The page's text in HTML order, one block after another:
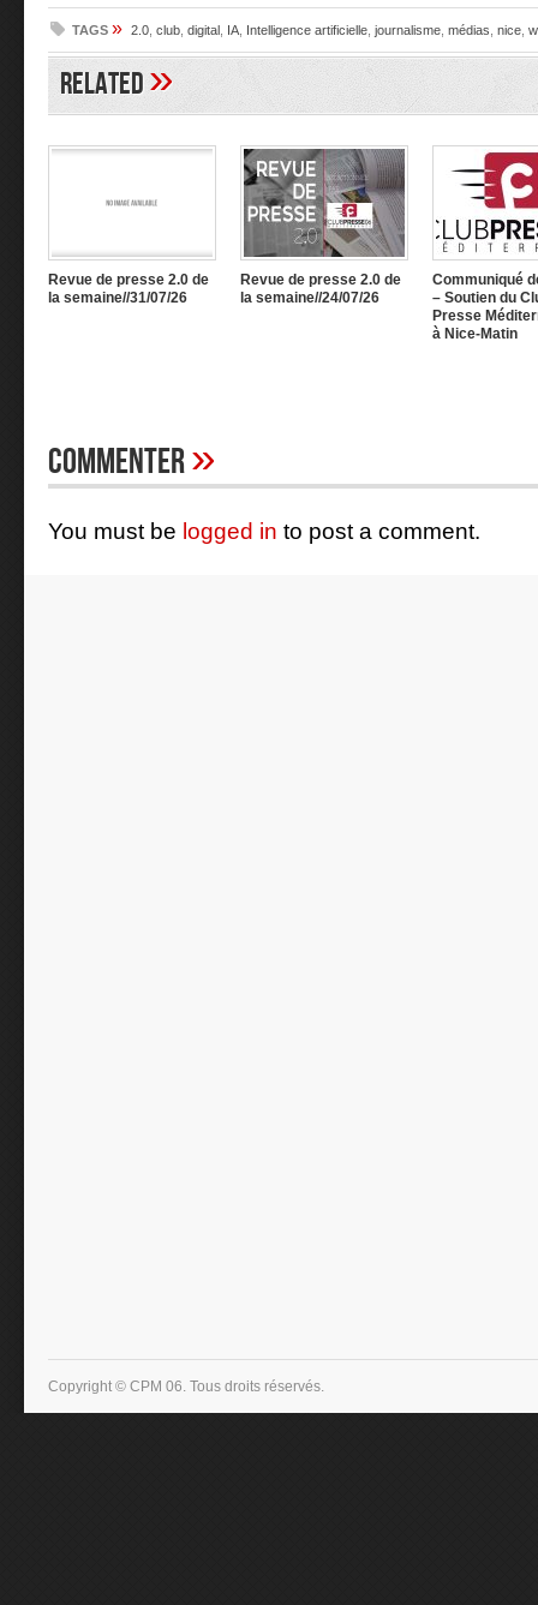
TAGS » 2.0 club digital IA Intelligence artificielle journalisme médias nice
Related»
Revue de presse 2.0 de
la semaine//31/07/26
Revue de presse 2.0 de
la semaine//24/07/26
Communiqué
– Soutien du
Presse
à Nice-Matin
Commenter»
You must be logged in to post a comment.
Copyright © CPM 06. Tous droits réservés.